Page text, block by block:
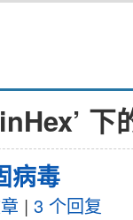
下
病毒
| 3 个回复